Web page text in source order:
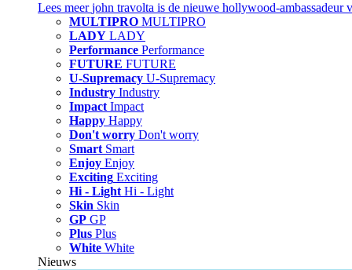
Lees meerjohn travolta is de nieuwe hollywood-ambassadeur
MULTIPRO MULTIPRO
LADY LADY
Performance Performance
FUTURE FUTURE
U-Supremacy U-Supremacy
Industry Industry
Impact Impact
Happy Happy
Don't worry Don't worry
Smart Smart
Enjoy Enjoy
Exciting Exciting
Hi - Light Hi - Light
Skin Skin
GP GP
Plus Plus
White White
Nieuws